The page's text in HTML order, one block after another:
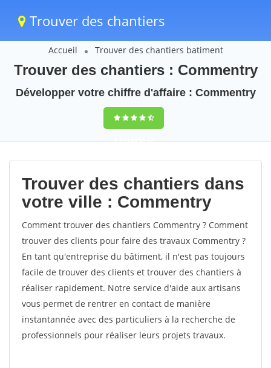
Trouver des chantiers
Accueil Trouver des chantiers batiment
Trouver des chantiers : Commentry
Développer votre chiffre d'affaire : Commentry
9,5(100%)42
votes
Trouver des chantiers dans
votre ville : Commentry
Comment trouver des chantiers Commentry ? Comment
trouver des clients pour faire des travaux Commentry ?
En tant qu'entreprise du bâtiment, il n'est pas toujours
facile de trouver des clients et trouver des chantiers à
réaliser rapidement. Notre service d'aide aux artisans
vous permet de rentrer en contact de manière
instantannée avec des particuliers à la recherche de
professionnels pour réaliser leurs projets travaux.